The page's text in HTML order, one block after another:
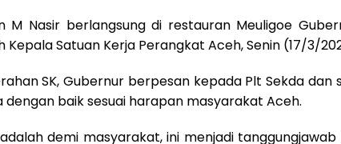
M Nasir berlangsung di restauran Meuligoe
Kepala Satuan Kerja Perangkat Aceh, Senin (17/3/
SK, Gubernur berpesan kepada Plt Sekda dan
dengan baik sesuai harapan masyarakat Aceh.
demi masyarakat, ini menjadi